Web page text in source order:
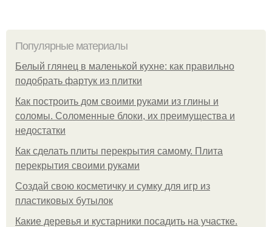
Популярные материалы
Белый глянец в маленькой кухне: как правильно
подобрать фартук из плитки
Как построить дом своими руками из глины и
соломы. Соломенные блоки, их преимущества и
недостатки
Как сделать плиты перекрытия самому. Плита
перекрытия своими руками
Создай свою косметичку и сумку для игр из
пластиковых бутылок
Какие деревья и кустарники посадить на участке.